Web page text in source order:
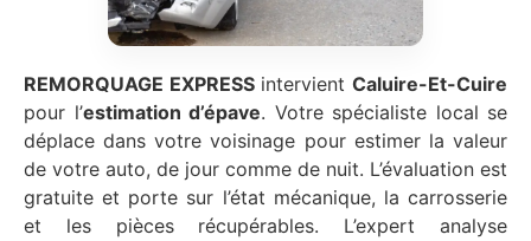
REMORQUAGE EXPRESSintervientCaluire-Et-Cuire
pour l’estimation d’épave. Votre spécialiste local se
déplace dans votre voisinage pour estimer la valeur
de votre auto, de jour comme de nuit. L’évaluation est
gratuite et porte sur l’état mécanique, la carrosserie
et les pièces récupérables. L’expert analyse